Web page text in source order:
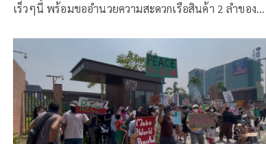
เร็วๆนี้ พร้อมขออำนวยความสะดวกเรือสินค้า 2 ลำของ